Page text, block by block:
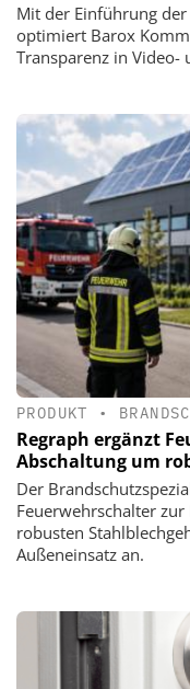
Mit der Einführung
optimiert Barox
Transparenz in Video-
PRODUKT •
Regraph ergänzt
Abschaltung um
Der
Feuerwehrschalter zur
robusten
Außeneinsatz an.